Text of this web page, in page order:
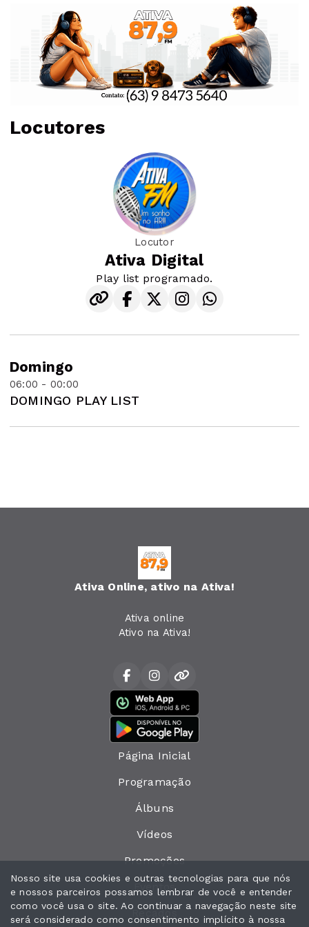
Locutores
Locutor
Ativa Digital
Play list programado.
Domingo
06:00 - 00:00
DOMINGO PLAY LIST
Ativa Online, ativo na Ativa!
Ativa online
Ativo na Ativa!
Página Inicial
Programação
Álbuns
Vídeos
Promoções
Eventos
Recados
Nosso site usa cookies e outras tecnologias para que nós
e nossos parceiros possamos lembrar de você e entender
como você usa o site. Ao continuar a navegação neste site
será considerado como consentimento implícito à nossa